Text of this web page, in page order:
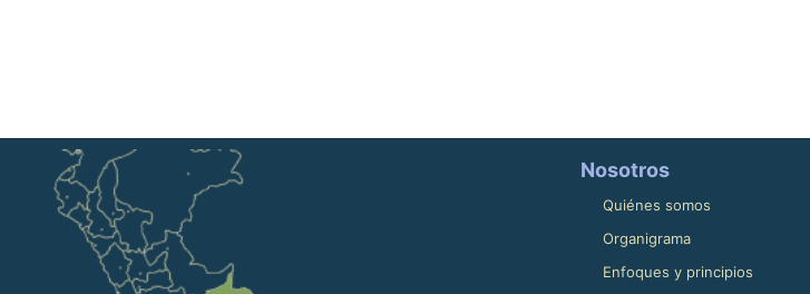
Nosotros
Quiénes somos
Organigrama
Enfoques y principios